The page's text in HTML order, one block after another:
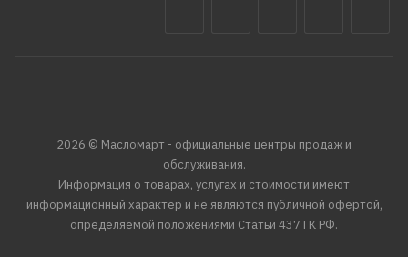
2026 © Масломарт - официальные центры продаж и
обслуживания.
Информация о товарах, услугах и стоимости имеют
информационный характер и не являются публичной офертой,
определяемой положениями Статьи 437 ГК РФ.